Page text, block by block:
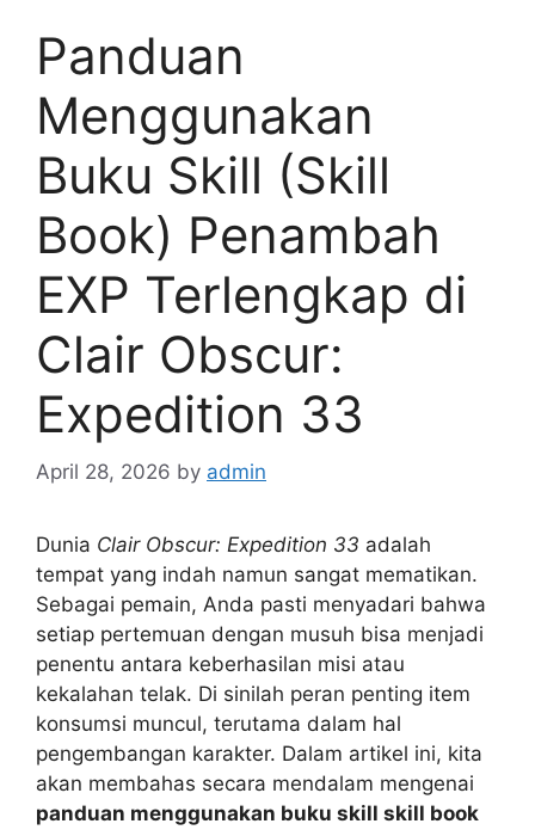
Panduan
Menggunakan
Buku Skill (Skill
Book) Penambah
EXP Terlengkap di
Clair Obscur:
Expedition 33
April 28, 2026 by admin
Dunia Clair Obscur: Expedition 33 adalah
tempat yang indah namun sangat mematikan.
Sebagai pemain, Anda pasti menyadari bahwa
setiap pertemuan dengan musuh bisa menjadi
penentu antara keberhasilan misi atau
kekalahan telak. Di sinilah peran penting item
konsumsi muncul, terutama dalam hal
pengembangan karakter. Dalam artikel ini, kita
akan membahas secara mendalam mengenai
panduan menggunakan buku skill skill book